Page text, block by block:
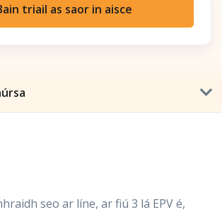
triail as saor in aisce
seo ar líne, ar fiú 3 lá EPV é,